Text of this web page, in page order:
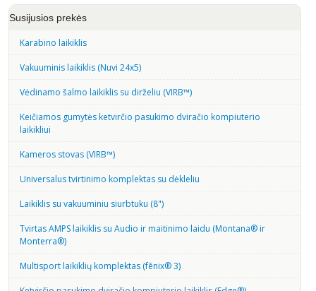
Susijusios prekės
Karabino laikiklis
Vakuuminis laikiklis (Nuvi 24x5)
Vėdinamo šalmo laikiklis su dirželiu (VIRB™)
Keičiamos gumytės ketvirčio pasukimo dviračio kompiuterio
laikikliui
Kameros stovas (VIRB™)
Universalus tvirtinimo komplektas su dėkleliu
Laikiklis su vakuuminiu siurbtuku (8")
Tvirtas AMPS laikiklis su Audio ir maitinimo laidu (Montana® ir
Monterra®)
Multisport laikiklių komplektas (fēnix® 3)